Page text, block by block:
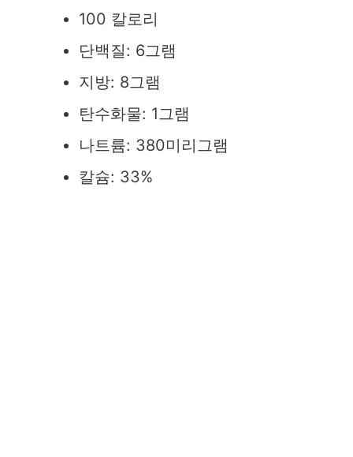
100 칼로리
단백질: 6그램
지방: 8그램
탄수화물: 1그램
나트륨: 380미리그램
칼슘: 33%